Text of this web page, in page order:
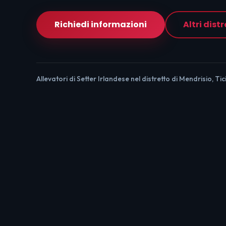
Richiedi informazioni Altri
Allevatori di Setter Irlandese nel distretto di Mendrisio,